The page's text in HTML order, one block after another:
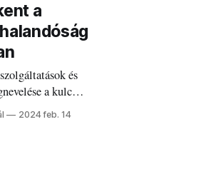
a
és
a kulcs,
a Mentsétek
segélyszervezet.
2024 feb. 14